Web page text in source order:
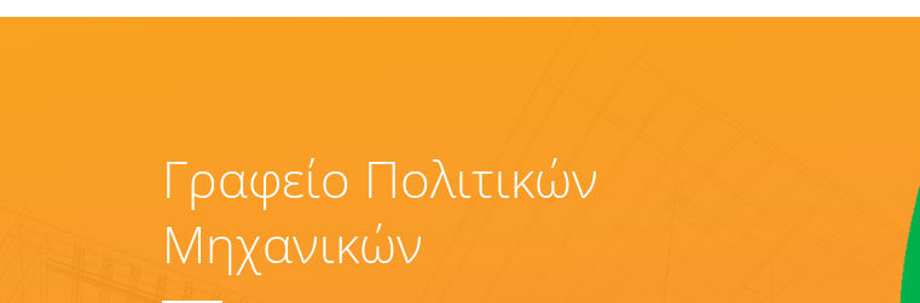
Γραφείο Πολιτικών
Μηχανικών